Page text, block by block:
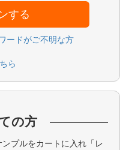
する
ードがご不明な方
ら
の方
プルをカートに入れ「レ